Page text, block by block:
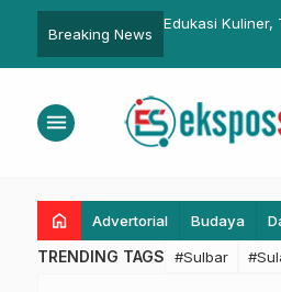
Breaking News
Konselor, Langkah
Dongkrak Cakupan
Edukasi Kuliner,
menu
home Advertorial Budaya
TRENDING TAGS #Sulbar